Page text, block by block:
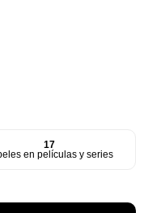
17
en películas y series